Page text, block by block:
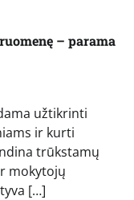
– parama
užtikrinti
ir kurti
trūkstamų
mokytojų
[…]